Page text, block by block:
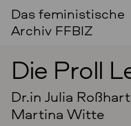
Das feministische
Archiv FFBIZ
Die Proll
Dr.in Julia Roßhart
Martina Witte